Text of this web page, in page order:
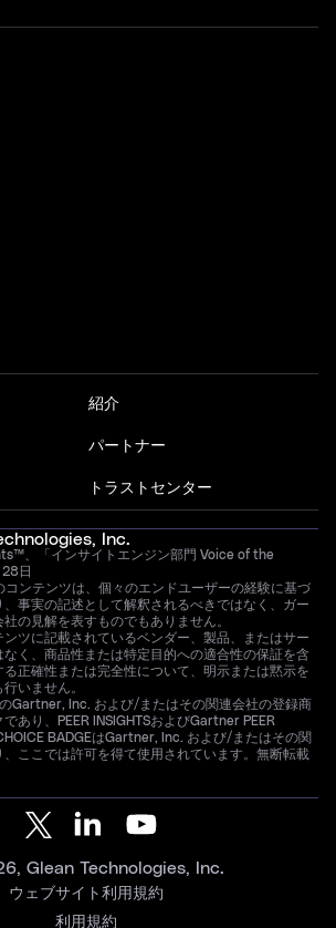
紹介
パートナー
トラストセンター
Inc.
、「インサイトエンジン部門 Voice of the
日
ンテンツは、個々のエンドユーザーの経験に基づ
、事実の記述として解釈されるべきではなく、ガー
の見解を表すものでもありません。
ツに記載されているベンダー、製品、またはサー
なく、商品性または特定目的への適合性の保証を含
正確性または完全性について、明示または黙示を
いません。
Gartner, Inc. および/またはその関連会社の登録商
あり、PEER INSIGHTSおよびGartner PEER
CHOICE BADGEはGartner, Inc. および/またはその関
ここでは許可を得て使用されています。無断転載
Glean Technologies, Inc.
ウェブサイト利用規約
利用規約